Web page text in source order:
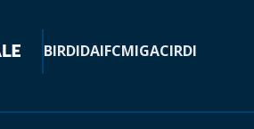
BIRDIDAIFCMIGACIRDI